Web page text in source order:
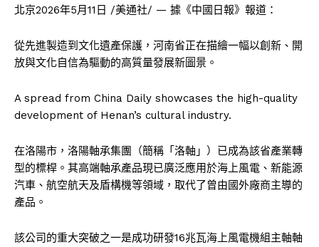
北京2026年5月11日 /美通社/ — 據《中國日報》報道：
從先進製造到文化遺產保護，河南省正在描繪一幅以創新、開
放與文化自信為驅動的高質量發展新圖景。
A spread from China Daily showcases the high-quality
development of Henan’s cultural industry.
在洛陽市，洛陽軸承集團（簡稱「洛軸」）已成為該省產業轉
型的標桿。其高端軸承產品現已廣泛應用於海上風電、新能源
汽車、航空航天及盾構機等領域，取代了曾由國外廠商主導的
產品。
該公司的重大突破之一是成功研發16兆瓦海上風電機組主軸軸